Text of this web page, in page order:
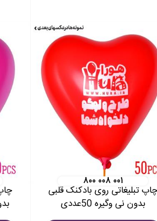
۸۰۰ ۰۰۸ ۰۰۱
تبلیغاتی روی بادکنک قلبی
بدون نی وگیره 50عددی